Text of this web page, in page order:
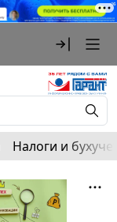
Налоги и